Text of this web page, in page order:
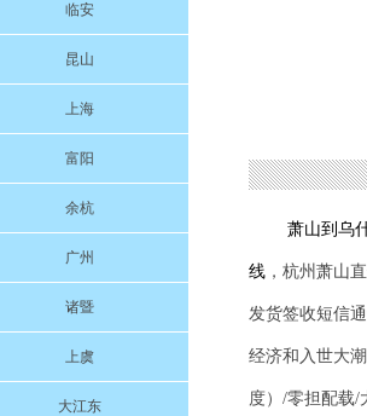
临安
昆山
上海
富阳
余杭
广州
诸暨
上虞
大江东
萧山到 乌
线 ，杭州萧山
发货签收短信
经济和入世大
度）/零担配载/